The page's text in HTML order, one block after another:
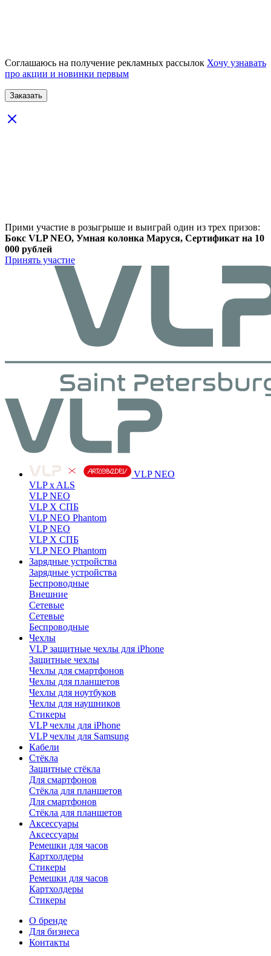
Соглашаюсь на получение рекламных рассылок Хочу узнавать
про акции и новинки первым
Прими участие в розыгрыше и выиграй один из трех призов:
Бокс VLP NEO, Умная колонка Маруся, Сертификат на 10
000 рублей
Принять участие
VLP NEO
VLP x ALS
VLP NEO
VLP X СПБ
VLP NEO Phantom
VLP NEO
VLP X СПБ
VLP NEO Phantom
Зарядные устройства
Зарядные устройства
Беспроводные
Внешние
Сетевые
Сетевые
Беспроводные
Чехлы
VLP защитные чехлы для iPhone
Защитные чехлы
Чехлы для смартфонов
Чехлы для планшетов
Чехлы для ноутбуков
Чехлы для наушников
Стикеры
VLP чехлы для iPhone
VLP чехлы для Samsung
Кабели
Стёкла
Защитные стёкла
Для смартфонов
Стёкла для планшетов
Для смартфонов
Стёкла для планшетов
Аксессуары
Аксессуары
Ремешки для часов
Картхолдеры
Стикеры
Ремешки для часов
Картхолдеры
Стикеры
О бренде
Для бизнеса
Контакты